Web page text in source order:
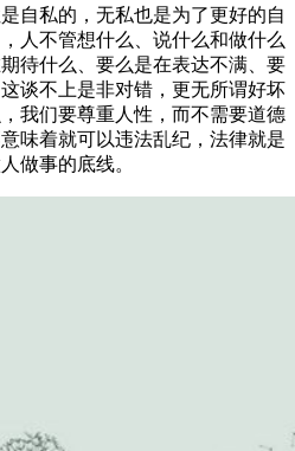
自私的，无私也是为了更好的自
人不管想什么、说什么和做什么
待什么、要么是在表达不满、要
谈不上是非对错，更无所谓好坏
我们要尊重人性，而不需要道德
味着就可以违法乱纪，法律就是
做事的底线。